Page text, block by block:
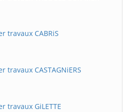
travaux CABRiS
travaux CASTAGNiERS
travaux GiLETTE